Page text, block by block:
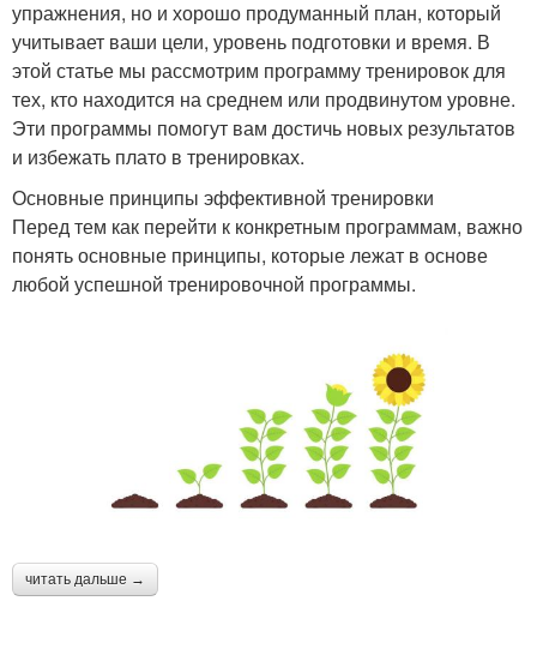
упражнения, но и хорошо продуманный план, который
учитывает ваши цели, уровень подготовки и время. В
этой статье мы рассмотрим программу тренировок для
тех, кто находится на среднем или продвинутом уровне.
Эти программы помогут вам достичь новых результатов
и избежать плато в тренировках.
Основные принципы эффективной тренировки
Перед тем как перейти к конкретным программам, важно
понять основные принципы, которые лежат в основе
любой успешной тренировочной программы.
читать дальше →